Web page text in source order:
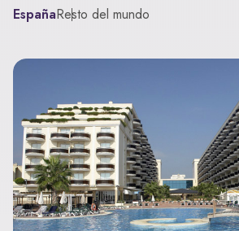
EspañaResto del mundo